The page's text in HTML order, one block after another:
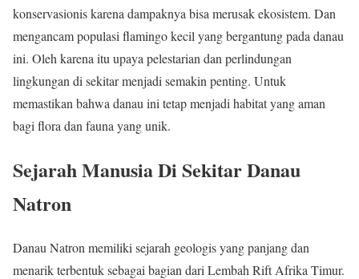
konservasionis karena dampaknya bisa merusak ekosistem. Dan
mengancam populasi flamingo kecil yang bergantung pada danau
ini. Oleh karena itu upaya pelestarian dan perlindungan
lingkungan di sekitar menjadi semakin penting. Untuk
memastikan bahwa danau ini tetap menjadi habitat yang aman
bagi flora dan fauna yang unik.
Sejarah Manusia Di Sekitar Danau
Natron
Danau Natron memiliki sejarah geologis yang panjang dan
menarik terbentuk sebagai bagian dari Lembah Rift Afrika Timur.